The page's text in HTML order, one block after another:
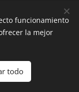
conforme a lo
de Retiros,
jubilador cuando
de años a los
a los
funcionamiento
la mejor
todo